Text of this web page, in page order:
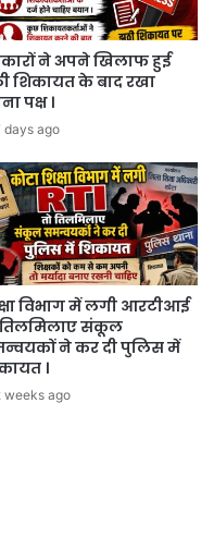
ने अपने खिलाफ हुई
शिकायत के बाद रखा
पक्ष ।
days ago
विभाग में लगी आरटीआई
तिलमिलाए संकूल
ने कर दी पुलिस में
।
weeks ago